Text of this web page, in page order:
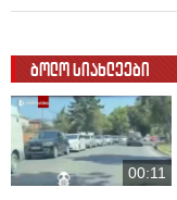
ბოლო სიახლეები
00:11